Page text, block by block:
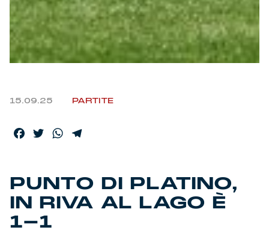
15.09.25 PARTITE
Facebook
TwitterWhatsApp
PUNTO DI PLATINO,
IN RIVA AL LAGO È
1-1